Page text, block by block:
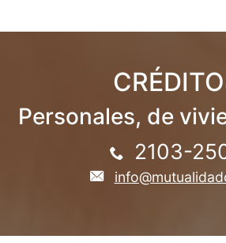
Personales, de
2103-